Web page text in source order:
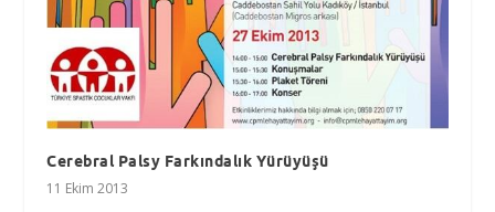
Cerebral Palsy Farkındalık Yürüyüşü
11 Ekim 2013